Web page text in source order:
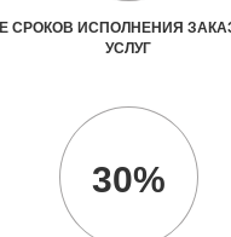
СРОКОВ ИСПОЛНЕНИЯ
УСЛУГ
30%